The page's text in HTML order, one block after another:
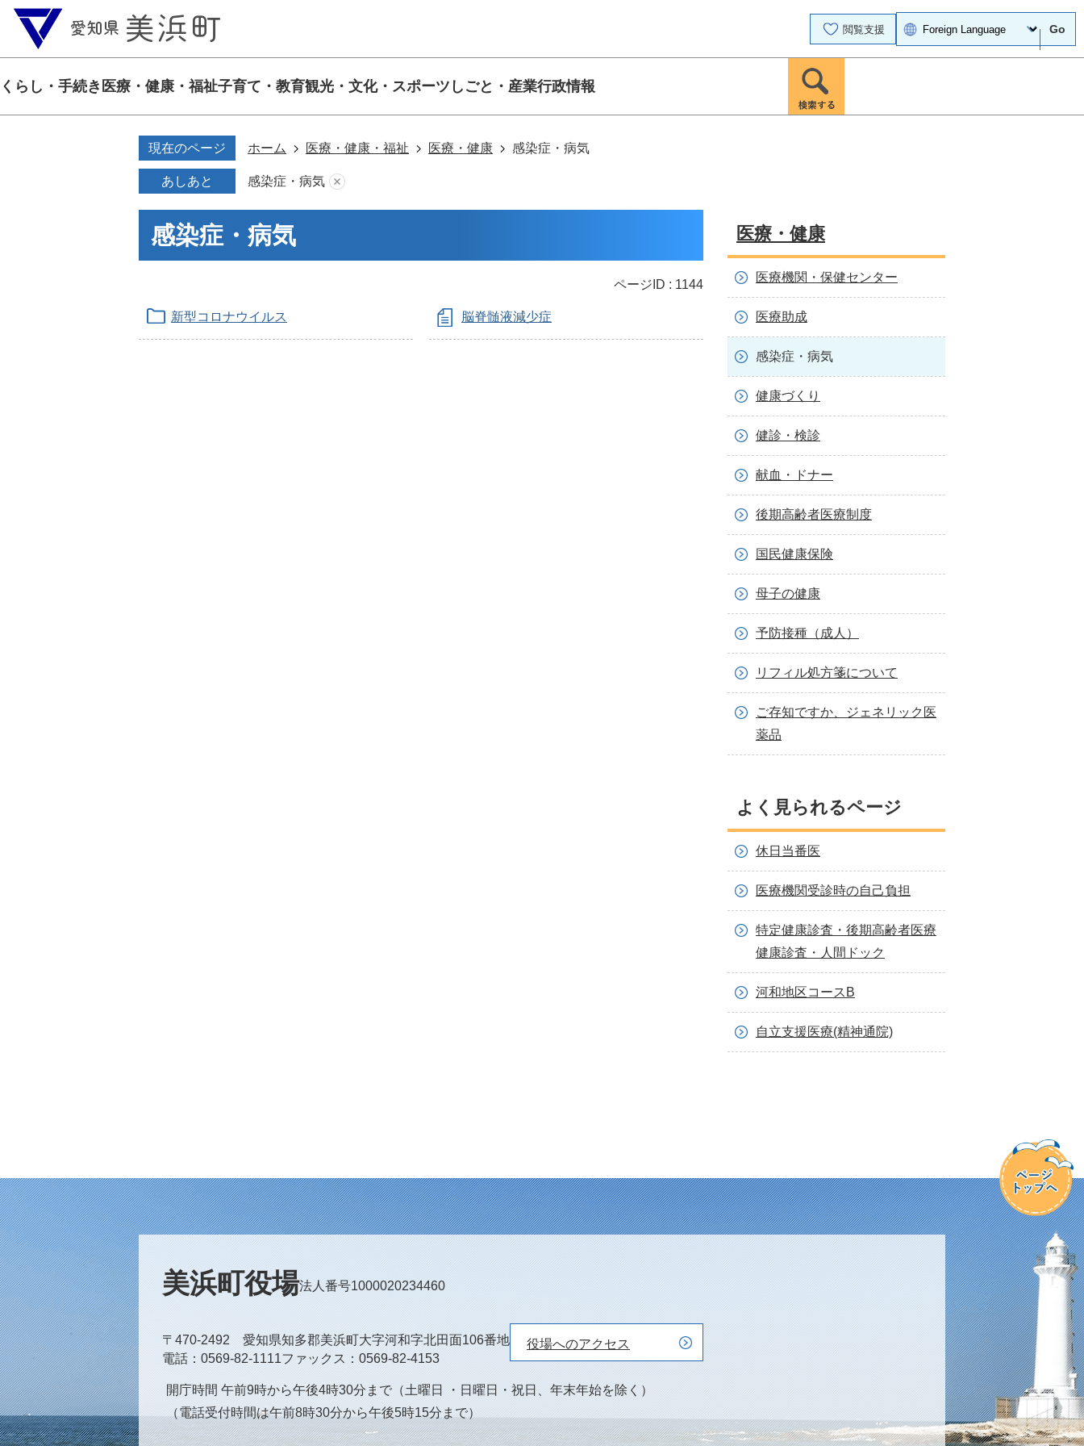
閲覧支援 Go
くらし・手続き 医療・健康・福祉子育て・教育観光・文化・スポーツ しごと・産業行政情報
現在のページ ホーム 医療・健康・福祉 医療・健康 感染症・病気
あしあと 感染症・病気
感染症・病気
ページID : 1144
新型コロナウイルス 脳脊髄液減少症
医療・健康
医療機関・保健センター
医療助成
感染症・病気
健康づくり
健診・検診
献血・ドナー
後期高齢者医療制度
国民健康保険
母子の健康
予防接種（成人）
リフィル処方箋について
ご存知ですか、ジェネリック医
薬品
よく見られるページ
休日当番医
医療機関受診時の自己負担
特定健康診査・後期高齢者医療
健康診査・人間ドック
河和地区コースB
自立支援医療(精神通院)
美浜町役場法人番号1000020234460
〒470-2492 愛知県知多郡美浜町大字河和字北田面106番地
電話
0569-82-1111ファックス 0569-82-4153
役場へのアクセス
開庁時間 午前9時から午後4時30分まで（土曜日 ・日曜日・祝日、年末年始を除く）
（電話受付時間は午前8時30分から午後5時15分まで）